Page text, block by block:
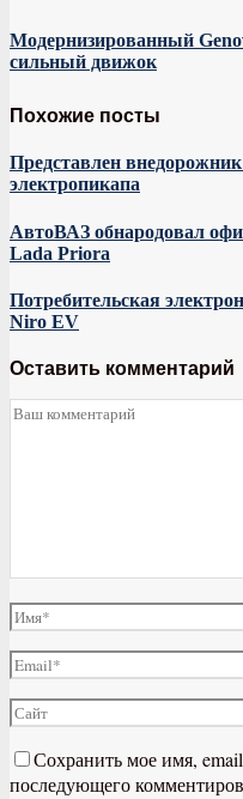
Модернизированный
сильный движок
Похожие посты
Представлен
электропикапа
АвтоВАЗ обнародовал
Lada Priora
Потребительская
Niro EV
Оставить комментарий
Сохранить мое имя,
последующего